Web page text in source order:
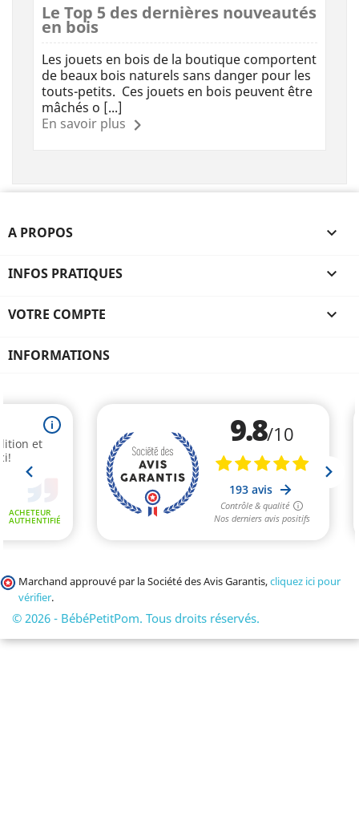
Le Top 5 des dernières nouveautés
en bois
Les jouets en bois de la boutique comportent
de beaux bois naturels sans danger pour les
touts-petits. Ces jouets en bois peuvent être
mâchés o [...]
En savoir plus
A PROPOS 
INFOS PRATIQUES 
VOTRE COMPTE 
INFORMATIONS
Marchand approuvé par la Société des Avis Garantis,cliquez ici pour
vérifier.
© 2026 - BébéPetitPom. Tous droits réservés.